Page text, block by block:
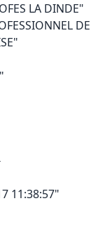
LA DINDE"
DE
11:38:57"